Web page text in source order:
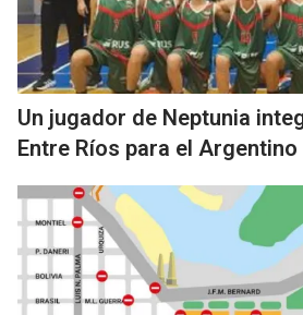
Un jugador de Neptunia
Entre Ríos para el